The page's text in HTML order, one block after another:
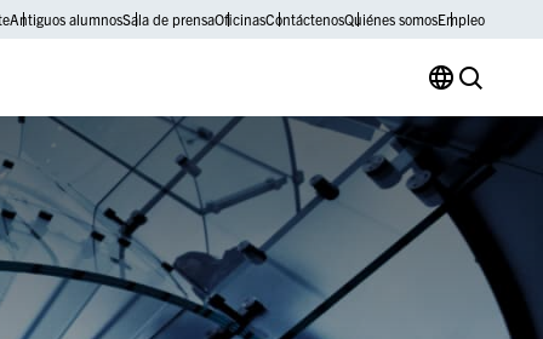
Antiguos alumnosSala de prensaOficinasContáctenosQuiénes somosEmpleo